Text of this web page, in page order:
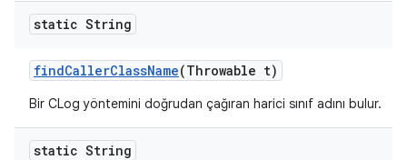
static String
findCallerClassName(Throwable t)
Bir CLog yöntemini doğrudan çağıran harici sınıf adını bulur.
static String